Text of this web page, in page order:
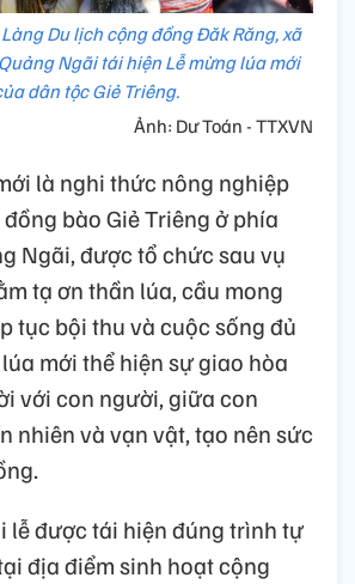
Du lịch cộng đồng Đăk Răng, xã
Ngãi tái hiện Lễ mừng lúa mới
dân tộc Giẻ Triêng.
Ảnh: Dư Toán - TTXVN
là nghi thức nông nghiệp
bào Giẻ Triêng ở phía
Ngãi, được tổ chức sau vụ
tạ ơn thần lúa, cầu mong
tục bội thu và cuộc sống đủ
mới thể hiện sự giao hòa
với con người, giữa con
nhiên và vạn vật, tạo nên sức
lễ được tái hiện đúng trình tự
địa điểm sinh hoạt cộng